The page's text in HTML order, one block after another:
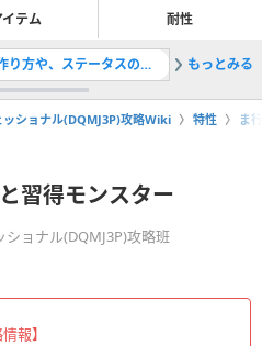
イテム 耐性
しん・りゅうおうの配合での作り方や、ステータスのまとめ 2ほうお
もっとみる
ッショナル(DQMJ3P)攻略Wiki 特性 ま
習得モンスター
ョナル(DQMJ3P)攻略班
報】